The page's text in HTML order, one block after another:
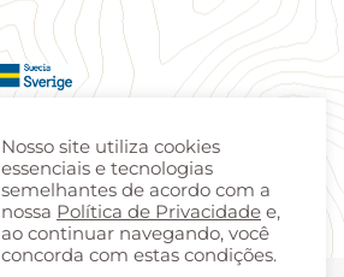
Nosso site utiliza cookies
essenciais e tecnologias
semelhantes de acordo com a
nossa Política de Privacidade e,
ao continuar navegando, você
concorda com estas condições.